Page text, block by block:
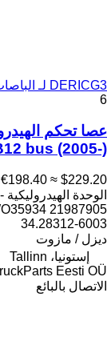
DERICG3 لـ الباصات Volvo B7, B8, B9, B12 bus (2005-)
6
bus (2005-)
€198.40 ≈ $229.20
الوحدة
21987905
34.28312-6003
ديزل / مازوت
إستونيا، Tallinn
Eesti OÜ
الاتصال بالبائع